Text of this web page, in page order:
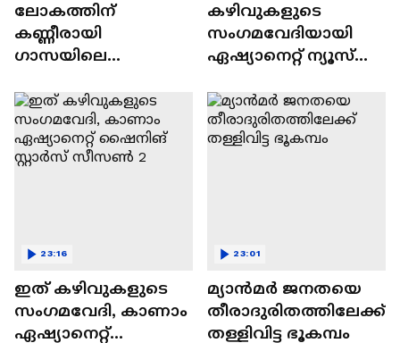
ലോകത്തിന്
കണ്ണീരായി
ഗാസയിലെ
കുഞ്ഞുങ്ങൾ
കഴിവുകളുടെ
സംഗമവേദിയായി
ഏഷ്യാനെറ്റ് ന്യൂസ്
സീസൺ 2
ഇത് കഴിവുകളുടെ
സംഗമവേദി, കാണാം
ഏഷ്യാനെറ്റ്
23:16
മ്യാൻമർ ജനതയെ
തീരാദുരിതത്തിലേക്ക്
തള്ളിവിട്ട ഭൂകമ്പം
23:01